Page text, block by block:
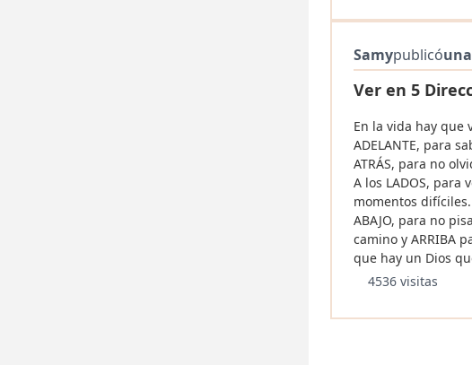
Samypublicó
Ver en 5
En la vida hay que
ADELANTE, para
ATRÁS, para no
A los LADOS, para
momentos difíciles.
ABAJO, para no
camino y ARRIBA
que hay un Dios
4536 visitas